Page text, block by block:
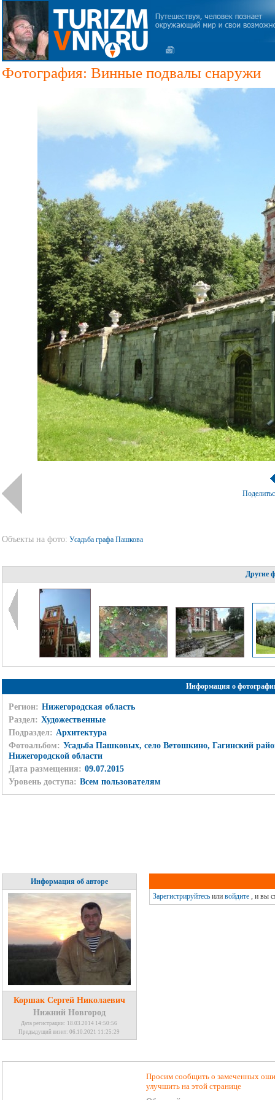
Фотография: Винные подвалы снаружи
Объекты на фото: Усадьба графа Пашкова
Другие
Информация о
Регион: Нижегородская область
Раздел: Художественные
Подраздел: Архитектура
Фотоальбом: Усадьба Пашковых, село Ветошкино, Гагинский
Нижегородской области
Дата размещения: 09.07.2015
Уровень доступа: Всем пользователям
Информация об авторе
Коршак Сергей Николаевич
Нижний Новгород
Дата регистрации: 18.03.2014 14:50:56
Предыдущий визит: 06.10.2021 11:25:29
Зарегистрируйтесьили войдите, и вы
Просим сообщить о замеченных
улучшить на этой странице